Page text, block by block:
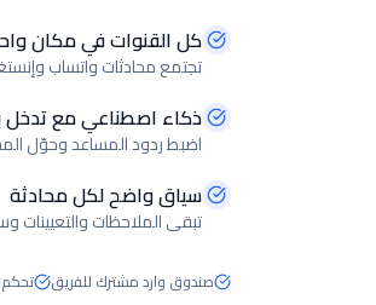
كل القنوات في مكان
تجتمع محادثات واتساب
ذكاء اصطناعي مع
اضبط ردود المساعد وحوّل
سياق واضح لكل محادثة
تبقى الملاحظات والتعيينات
صندوق وارد مشترك للفريق تحكم